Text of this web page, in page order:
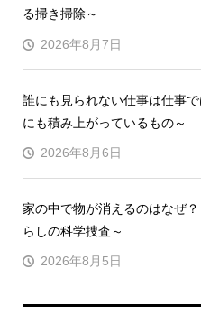
る掃き掃除～
2026年8月7日
誰にも見られない仕事は仕事
にも積み上がっているもの～
2026年8月6日
家の中で物が消えるのはなぜ
らしの科学捜査～
2026年8月5日